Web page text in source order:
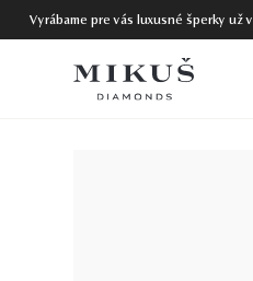
Vyrábame pre vás luxusné šperky už